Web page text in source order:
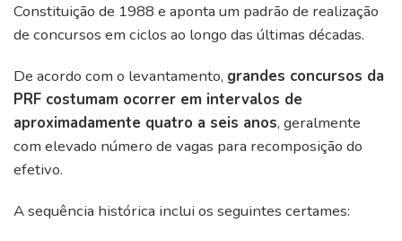
Constituição de 1988 e aponta um padrão de realização
de concursos em ciclos ao longo das últimas décadas.
De acordo com o levantamento, grandes concursos da
PRF costumam ocorrer em intervalos de
aproximadamente quatro a seis anos, geralmente
com elevado número de vagas para recomposição do
efetivo.
A sequência histórica inclui os seguintes certames: